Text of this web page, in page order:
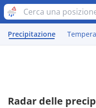
Precipitazione
Radar delle